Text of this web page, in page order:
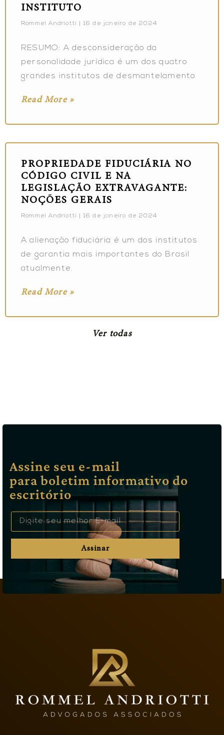
INSTITUTO
Rommel Andriotti 16 de janeiro de 2024
RESUMO: A desconsideração da
personalidade jurídica é um dos quatro
grandes institutos de desmantelamento
Read More »
PROPRIEDADE FIDUCIÁRIA NO
CÓDIGO CIVIL E NA
LEGISLAÇÃO EXTRAVAGANTE:
NOÇÕES GERAIS
Rommel Andriotti 16 de janeiro de 2024
A alienação fiduciária é um dos institutos
de garantia mais importantes do Brasil
atualmente.
Read More »
Ver todas
Assine seu e-mail
para boletim informativo do
escritório
Assinar